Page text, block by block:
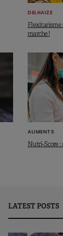
DELHAIZE
Flexitarisme
marche !
ALIMENTS
Nutri-Score :
LATEST POSTS